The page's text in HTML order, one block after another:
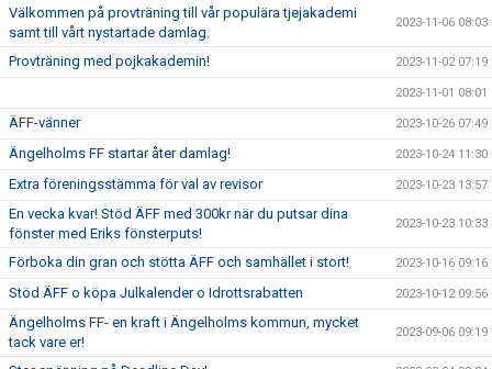
Välkommen på provträning till vår populära tjejakademi
samt till vårt nystartade damlag.
2023-11-06 08:03
Provträning med pojkakademin! 2023-11-02 07:19
2023-11-01 08:01
ÄFF-vänner 2023-10-26 07:49
Ängelholms FF startar åter damlag! 2023-10-24 11:30
Extra föreningsstämma för val av revisor 2023-10-23 13:57
En vecka kvar! Stöd ÄFF med 300kr när du putsar dina
fönster med Eriks fönsterputs!
2023-10-23 10:33
Förboka din gran och stötta ÄFF och samhället i stort! 2023-10-16 09:16
Stöd ÄFF o köpa Julkalender o Idrottsrabatten 2023-10-12 09:56
Ängelholms FF- en kraft i Ängelholms kommun, mycket
tack vare er!
2023-09-06 09:19